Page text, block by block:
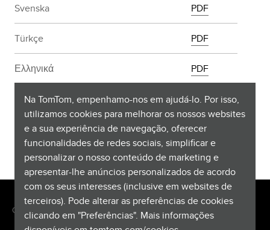
Na TomTom, empenhamo-nos em ajudá-lo. Por isso,
utilizamos cookies para melhorar os nossos websites
e a sua experiência de navegação, oferecer
funcionalidades de redes sociais, simplificar e
personalizar o nosso conteúdo de marketing e
apresentar-lhe anúncios personalizados de acordo
com os seus interesses (inclusive em websites de
terceiros). Pode alterar as preferências de cookies
clicando em "Preferências". Mais informações
Svenska PDF
Türkçe PDF
Ελληνικά PDF
български PDF
Русский PDF
Copyright © 2026 TomTom International BV. All rights reserved.